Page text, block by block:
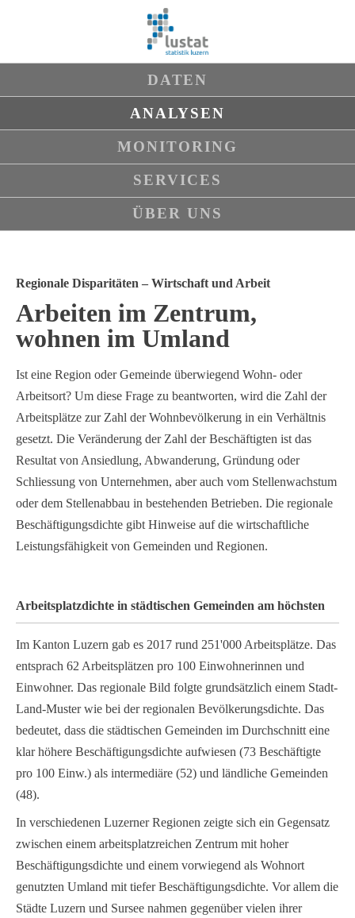
DATEN
ANALYSEN
MONITORING
SERVICES
ÜBER UNS
Regionale Disparitäten – Wirtschaft und Arbeit
Arbeiten im Zentrum,
wohnen im Umland
Ist eine Region oder Gemeinde überwiegend Wohn- oder
Arbeitsort? Um diese Frage zu beantworten, wird die Zahl der
Arbeitsplätze zur Zahl der Wohnbevölkerung in ein Verhältnis
gesetzt. Die Veränderung der Zahl der Beschäftigten ist das
Resultat von Ansiedlung, Abwanderung, Gründung oder
Schliessung von Unternehmen, aber auch vom Stellenwachstum
oder dem Stellenabbau in bestehenden Betrieben. Die regionale
Beschäftigungsdichte gibt Hinweise auf die wirtschaftliche
Leistungsfähigkeit von Gemeinden und Regionen.
Arbeitsplatzdichte in städtischen Gemeinden am höchsten
Im Kanton Luzern gab es 2017 rund 251'000 Arbeitsplätze. Das
entsprach 62 Arbeitsplätzen pro 100 Einwohnerinnen und
Einwohner. Das regionale Bild folgte grundsätzlich einem Stadt-
Land-Muster wie bei der regionalen Bevölkerungsdichte. Das
bedeutet, dass die städtischen Gemeinden im Durchschnitt eine
klar höhere Beschäftigungsdichte aufwiesen (73 Beschäftigte
pro 100 Einw.) als intermediäre (52) und ländliche Gemeinden
(48).
In verschiedenen Luzerner Regionen zeigte sich ein Gegensatz
zwischen einem arbeitsplatzreichen Zentrum mit hoher
Beschäftigungsdichte und einem vorwiegend als Wohnort
genutzten Umland mit tiefer Beschäftigungsdichte. Vor allem die
Städte Luzern und Sursee nahmen gegenüber vielen ihrer